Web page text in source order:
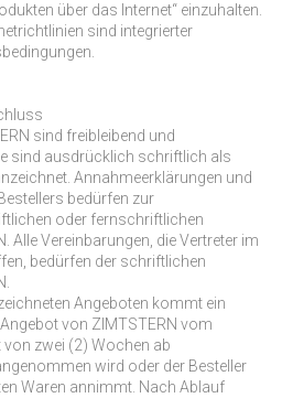
über das Internet“ einzuhalten.
sind integrierter
sind freibleibend und
sind ausdrücklich schriftlich als
Annahmeerklärungen und
bedürfen zur
oder fernschriftlichen
Alle Vereinbarungen, die Vertreter im
bedürfen der schriftlichen
Angeboten kommt ein
von ZIMTSTERN vom
von zwei (2) Wochen ab
wird oder der Besteller
Waren annimmt. Nach Ablauf